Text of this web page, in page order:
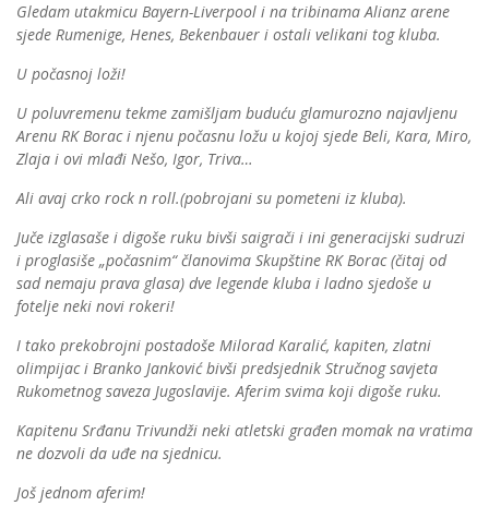
Gledam utakmicu Bayern-Liverpool i na tribinama Alianz arene
sjede Rumenige, Henes, Bekenbauer i ostali velikani tog kluba.
U počasnoj loži!
U poluvremenu tekme zamišljam buduću glamurozno najavljenu
Arenu RK Borac i njenu počasnu ložu u kojoj sjede Beli, Kara, Miro,
Zlaja i ovi mlađi Nešo, Igor, Triva…
Ali avaj crko rock n roll.(pobrojani su pometeni iz kluba).
Juče izglasaše i digoše ruku bivši saigrači i ini generacijski sudruzi
i proglasiše „počasnim“ članovima Skupštine RK Borac (čitaj od
sad nemaju prava glasa) dve legende kluba i ladno sjedoše u
fotelje neki novi rokeri!
I tako prekobrojni postadoše Milorad Karalić, kapiten, zlatni
olimpijac i Branko Janković bivši predsjednik Stručnog savjeta
Rukometnog saveza Jugoslavije. Aferim svima koji digoše ruku.
Kapitenu Srđanu Trivundži neki atletski građen momak na vratima
ne dozvoli da uđe na sjednicu.
Još jednom aferim!